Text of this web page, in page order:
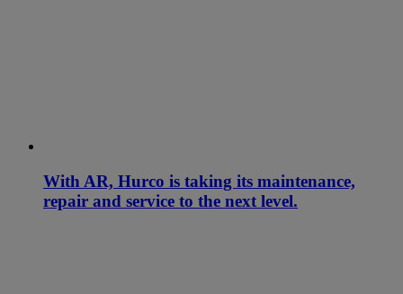
With AR, Hurco is taking its maintenance,
repair and service to the next level.